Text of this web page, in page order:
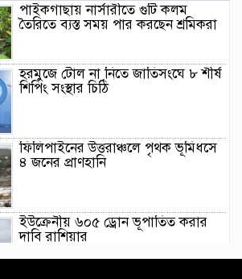
পাইকগাছায় নার্সারীতে গুটি কলম
তৈরিতে ব্যস্ত সময় পার করছেন শ্রমিকরা
হরমুজে টোল না নিতে জাতিসংঘে ৮ শীর্ষ
শিপিং সংস্থার চিঠি
ফিলিপাইনের উত্তরাঞ্চলে পৃথক ভূমিধসে
৪ জনের প্রাণহানি
ইউক্রেনীয় ৬০৫ ড্রোন ভূপাতিত করার
দাবি রাশিয়ার